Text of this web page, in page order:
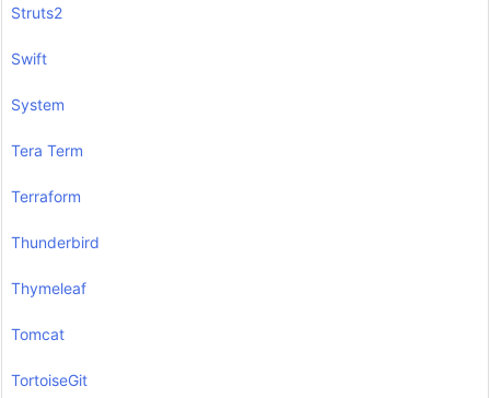
Struts2
Swift
System
Tera Term
Terraform
Thunderbird
Thymeleaf
Tomcat
TortoiseGit